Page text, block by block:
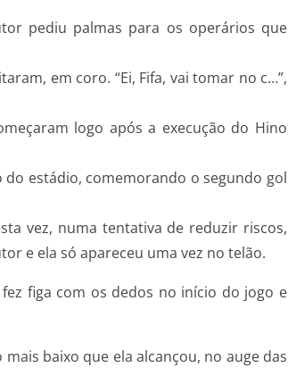
pediu palmas para os operários que
em coro. “Ei, Fifa, vai tomar no c…”,
logo após a execução do Hino
estádio, comemorando o segundo gol
vez, numa tentativa de reduzir riscos,
e ela só apareceu uma vez no telão.
figa com os dedos no início do jogo e
baixo que ela alcançou, no auge das